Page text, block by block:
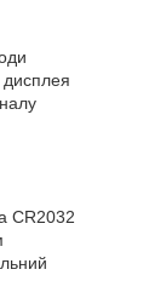
дисплея
CR2032